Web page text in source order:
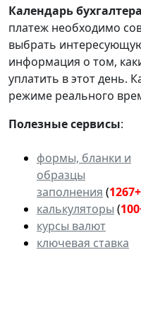
Календарьбухгалтера
платеж необходимо
выбрать
информация о том,
уплатить в этот день.
режиме реального
Полезные сервисы:
формы, бланки и
образцы
заполнения (1267+
калькуляторы (
курсы валют
ключевая ставка